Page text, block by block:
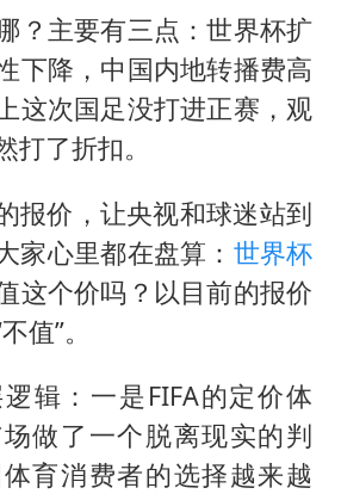
？主要有三点：世界杯扩
下降，中国内地转播费高
这次国足没打进正赛，观
打了折扣。
报价，让央视和球迷站到
心里都在盘算： 世界杯
这个价吗？以目前的报价
值”。
辑：一是FIFA的定价体
做了一个脱离现实的判
育消费者的选择越来越